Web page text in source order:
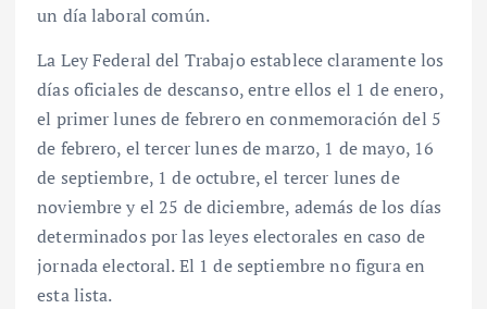
un día laboral común.
La Ley Federal del Trabajo establece claramente los
días oficiales de descanso, entre ellos el 1 de enero,
el primer lunes de febrero en conmemoración del 5
de febrero, el tercer lunes de marzo, 1 de mayo, 16
de septiembre, 1 de octubre, el tercer lunes de
noviembre y el 25 de diciembre, además de los días
determinados por las leyes electorales en caso de
jornada electoral. El 1 de septiembre no figura en
esta lista.